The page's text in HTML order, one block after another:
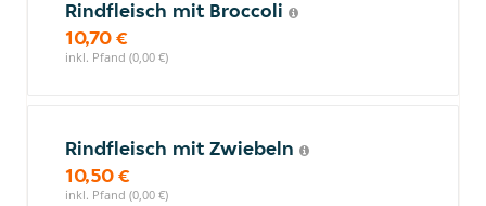
Rindfleisch mit Broccoli
10,70 €
inkl. Pfand (0,00 €)
Rindfleisch mit Zwiebeln
10,50 €
inkl. Pfand (0,00 €)